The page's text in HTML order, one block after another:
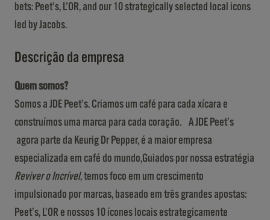
bets: Peet’s, L’OR, and our 10 strategically selected local icons
led by Jacobs.
Descrição da empresa
Quem somos?
Somos a JDE Peet’s. Criamos um café para cada xícara e
construímos uma marca para cada coração. A JDE Peet’s
agora parte da Keurig Dr Pepper, é a maior empresa
especializada em café do mundo,Guiados por nossa estratégia
Reviver o Incrível, temos foco em um crescimento
impulsionado por marcas, baseado em três grandes apostas:
Peet’s, L’OR e nossos 10 ícones locais estrategicamente